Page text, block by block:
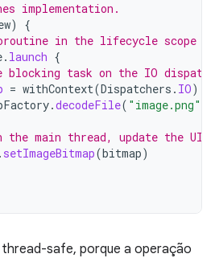
implementation.
)
{
in the lifecycle scope
. launch {
blocking task on the IO
= withContext(Dispatchers . IO)
.decodeFile( "image.png"
the main thread, update the UI.
. setImageBitmap(bitmap)
safe, porque a operação